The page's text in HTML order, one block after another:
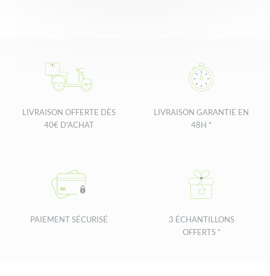
LIVRAISON OFFERTE DÈS
40€ D'ACHAT
LIVRAISON GARANTIE EN
48H *
PAIEMENT SÉCURISÉ
3 ÉCHANTILLONS
OFFERTS *